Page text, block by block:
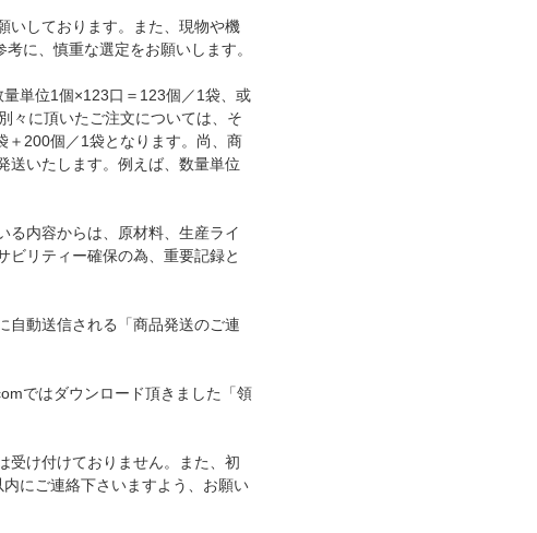
いしております。また、現物や機
考に、慎重な選定をお願いします。
単位1個×123口＝123個／1袋、或
々に頂いたご注文については、そ
＋200個／1袋となります。尚、商
送いたします。例えば、数量単位
る内容からは、原材料、生産ライ
ビリティー確保の為、重要記録と
自動送信される「商品発送のご連
ではダウンロード頂きました「領
受け付けておりません。また、初
にご連絡下さいますよう、お願い